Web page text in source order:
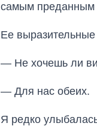
самым преданным
Ее
— Не хочешь ли
— Для нас обеих.
Я редко